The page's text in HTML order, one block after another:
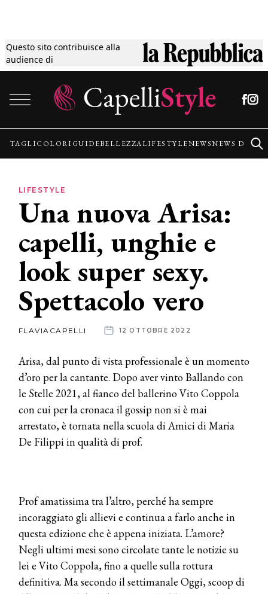
Questo sito contribuisce alla
audience di
Tagli
Colori
Guide
Lifestyle
News
News
dalle
TAGLICOLORI GUIDEBELLEZZALIFESTYLENEWSNEWS
LIFESTYLE
Una nuova Arisa:
capelli, unghie e
look super sexy.
Spettacolo vero
FLAVIACAPELLI 12 OTTOBRE 2022
Arisa, dal punto di vista professionale è un momento
d’oro per la cantante. Dopo aver vinto Ballando con
le Stelle 2021, al fianco del ballerino Vito Coppola
con cui per la cronaca il gossip non si è mai
arrestato, è tornata nella scuola di Amici di Maria
De Filippi in qualità di prof.
Prof amatissima tra l’altro, perché ha sempre
incoraggiato gli allievi e continua a farlo anche in
questa edizione che è appena iniziata. L’amore?
Negli ultimi mesi sono circolate tante le notizie su
lei e Vito Coppola, fino a quelle sulla rottura
definitiva. Ma secondo il settimanale Oggi, scoop di